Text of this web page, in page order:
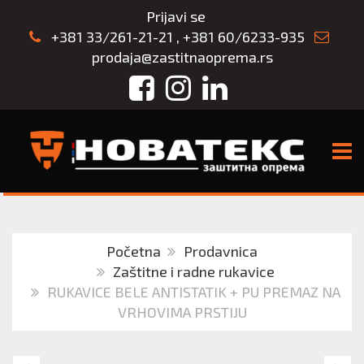
Prijavi se
+381 33/261-21-21 , +381 60/6233-935
prodaja@zastitnaoprema.rs
FacebookInstagram
LinkedIn
Početna
Prodavnica
Zaštitne i radne rukavice
RUKAVICE BELE ANTISTATIK + PU PREMAZ NA
VRHOVIMA PRSTIJU